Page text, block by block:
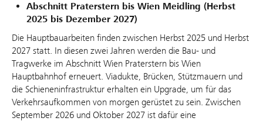
Abschnitt Praterstern bis Wien Meidling (Herbst
2025 bis Dezember 2027)
Die Hauptbauarbeiten finden zwischen Herbst 2025 und Herbst
2027 statt. In diesen zwei Jahren werden die Bau- und
Tragwerke im Abschnitt Wien Praterstern bis Wien
Hauptbahnhof erneuert. Viadukte, Brücken, Stützmauern und
die Schieneninfrastruktur erhalten ein Upgrade, um für das
Verkehrsaufkommen von morgen gerüstet zu sein. Zwischen
September 2026 und Oktober 2027 ist dafür eine